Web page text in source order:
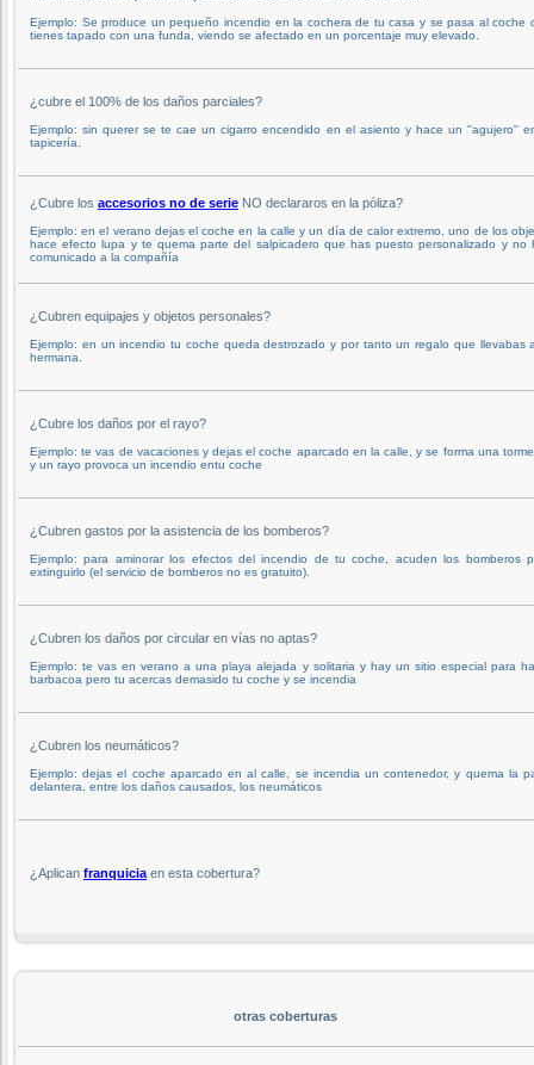
Ejemplo: Se produce un pequeño incendio en la cochera de tu casa y se pasa al coche
tienes tapado con una funda, viendo se afectado en un porcentaje muy elevado.
¿cubre el 100% de los daños parciales?
Ejemplo: sin querer se te cae un cigarro encendido en el asiento y hace un ''agujero''
tapicería.
¿Cubre los accesorios no de serie NO declararos en la póliza?
Ejemplo: en el verano dejas el coche en la calle y un día de calor extremo, uno de los
hace efecto lupa y te quema parte del salpicadero que has puesto personalizado y no
comunicado a la compañía
¿Cubren equipajes y objetos personales?
Ejemplo: en un incendio tu coche queda destrozado y por tanto un regalo que llevabas
hermana.
¿Cubre los daños por el rayo?
Ejemplo: te vas de vacaciones y dejas el coche aparcado en la calle, y se forma una
y un rayo provoca un incendio entu coche
¿Cubren gastos por la asistencia de los bomberos?
Ejemplo: para aminorar los efectos del incendio de tu coche, acuden los bomberos
extinguirlo (el servicio de bomberos no es gratuito).
¿Cubren los daños por circular en vías no aptas?
Ejemplo: te vas en verano a una playa alejada y solitaria y hay un sitio especial para
barbacoa pero tu acercas demasido tu coche y se incendia
¿Cubren los neumáticos?
Ejemplo: dejas el coche aparcado en al calle, se incendia un contenedor, y quema la
delantera, entre los daños causados, los neumáticos
¿Aplican franquicia en esta cobertura?
otras coberturas